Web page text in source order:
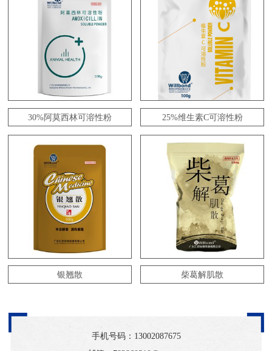
30%阿莫西林可溶性粉 25%维生素C可溶性粉
银翘散 柴葛解肌散
手机号码： 13002087675